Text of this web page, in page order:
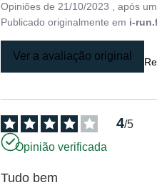
Opiniões de 21/10/2023 , após
Publicado originalmente em i-
Ver a avaliação original
4/5
Opinião verificada
Tudo bem